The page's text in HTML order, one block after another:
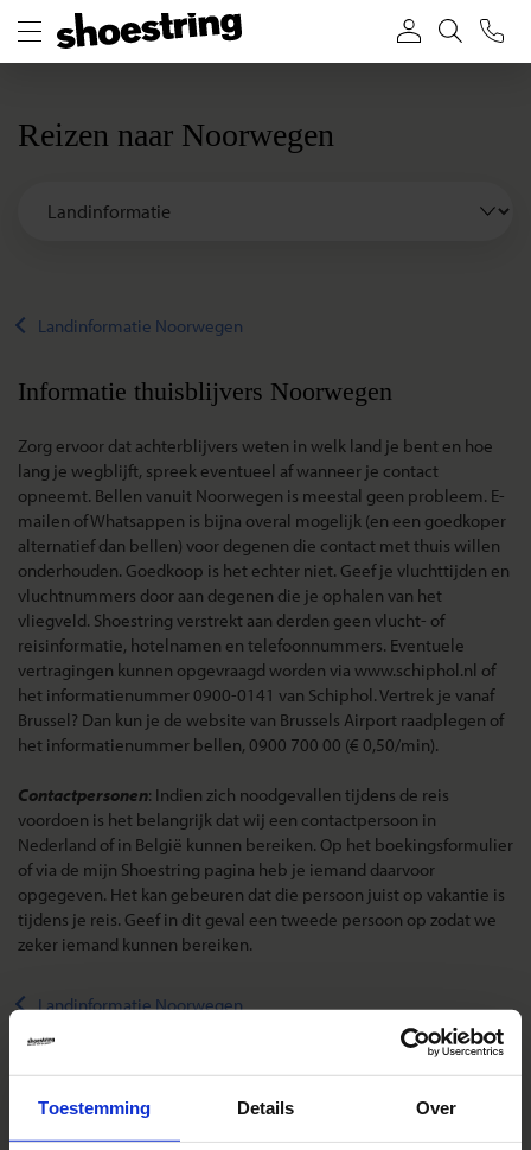
Toestemming Details Over
Reizen naar Noorwegen
Landinformatie Noorwegen
Informatie thuisblijvers Noorwegen
Zorg ervoor dat achterblijvers weten in welk land je bent en hoe
lang je wegblijft, spreek eventueel af wanneer je contact
opneemt. Bellen vanuit Noorwegen is meestal geen probleem. E-
mailen of Whatsappen is bijna overal mogelijk (en een goedkoper
alternatief dan bellen) voor degenen die contact met thuis willen
onderhouden. Goedkoop is het echter niet. Geef je vluchttijden en
vluchtnummers door aan degenen die je ophalen van het
vliegveld. Shoestring verstrekt aan derden geen vlucht- of
reisinformatie, hotelnamen en telefoonnummers. Eventuele
vertragingen kunnen opgevraagd worden via www.schiphol.nl of
het informatienummer 0900-0141 van Schiphol. Vertrek je vanaf
Brussel? Dan kun je de website van Brussels Airport raadplegen of
het informatienummer bellen, 0900 700 00 (€ 0,50/min).
Contactpersonen: Indien zich noodgevallen tijdens de reis
voordoen is het belangrijk dat wij een contactpersoon in
Nederland of in België kunnen bereiken. Op het boekingsformulier
of via de mijn Shoestring pagina heb je iemand daarvoor
opgegeven. Het kan gebeuren dat die persoon juist op vakantie is
tijdens je reis. Geef in dit geval een tweede persoon op zodat we
zeker iemand kunnen bereiken.
Landinformatie Noorwegen
Reizen met Shoestring